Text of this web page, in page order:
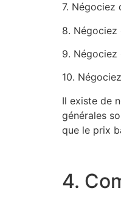
7. Négociez
8. Négociez
9. Négociez
10.
Il existe de
générales
que le prix
4.